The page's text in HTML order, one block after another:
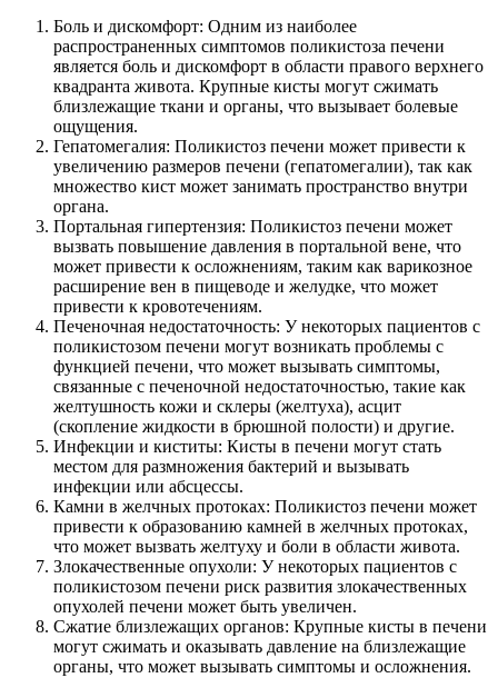
Боль и дискомфорт: Одним из наиболее
распространенных симптомов поликистоза печени
является боль и дискомфорт в области правого верхнего
квадранта живота. Крупные кисты могут сжимать
близлежащие ткани и органы, что вызывает болевые
ощущения.
Гепатомегалия: Поликистоз печени может привести к
увеличению размеров печени (гепатомегалии), так как
множество кист может занимать пространство внутри
органа.
Портальная гипертензия: Поликистоз печени может
вызвать повышение давления в портальной вене, что
может привести к осложнениям, таким как варикозное
расширение вен в пищеводе и желудке, что может
привести к кровотечениям.
Печеночная недостаточность: У некоторых пациентов с
поликистозом печени могут возникать проблемы с
функцией печени, что может вызывать симптомы,
связанные с печеночной недостаточностью, такие как
желтушность кожи и склеры (желтуха), асцит
(скопление жидкости в брюшной полости) и другие.
Инфекции и киститы: Кисты в печени могут стать
местом для размножения бактерий и вызывать
инфекции или абсцессы.
Камни в желчных протоках: Поликистоз печени может
привести к образованию камней в желчных протоках,
что может вызвать желтуху и боли в области живота.
Злокачественные опухоли: У некоторых пациентов с
поликистозом печени риск развития злокачественных
опухолей печени может быть увеличен.
Сжатие близлежащих органов: Крупные кисты в печени
могут сжимать и оказывать давление на близлежащие
органы, что может вызывать симптомы и осложнения.